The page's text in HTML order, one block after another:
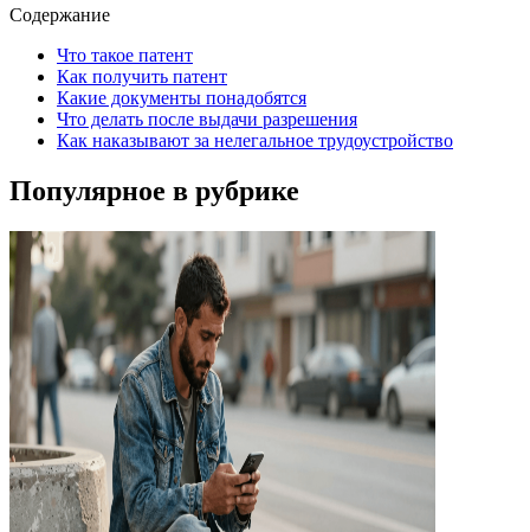
Содержание
Что такое патент
Как получить патент
Какие документы понадобятся
Что делать после выдачи разрешения
Как наказывают за нелегальное трудоустройство
Популярное в рубрике